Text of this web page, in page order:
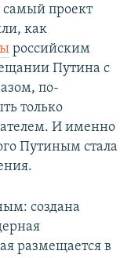
самый проект
как
российским
Путина с
по-
только
И именно
Путиным стала
создана
размещается в